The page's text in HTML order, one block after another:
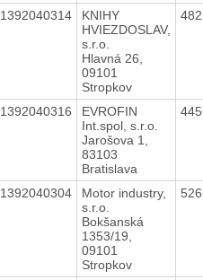
1392040314
KNIHY
HVIEZDOSLAV,
s.r.o.
Hlavná 26,
09101
Stropkov
1392040316
EVROFIN
Int.spol, s.r.o.
Jarošova 1,
83103
Bratislava
1392040304
Motor industry,
s.r.o.
Bokšanská
1353/19,
09101
Stropkov